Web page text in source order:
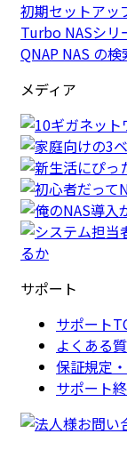
初期セットアッ
Turbo NASシリ
QNAP NAS の
メディア
サポート
サポート
よくある
保証規定
サポート